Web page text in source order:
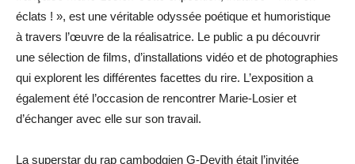
éclats ! », est une véritable odyssée poétique et humoristique
à travers l’œuvre de la réalisatrice. Le public a pu découvrir
une sélection de films, d’installations vidéo et de photographies
qui explorent les différentes facettes du rire. L’exposition a
également été l’occasion de rencontrer Marie-Losier et
d’échanger avec elle sur son travail.
La superstar du rap cambodgien G-Devith était l’invitée